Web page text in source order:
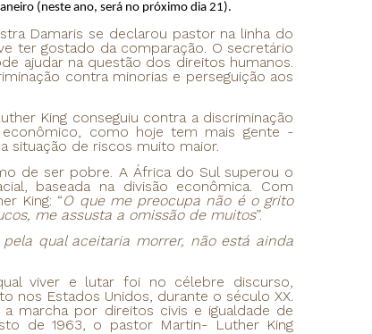
(neste ano, será no próximo dia 21).
se declarou pastor na linha do
ter gostado da comparação. O secretário
ajudar na questão dos direitos humanos.
contra minorias e perseguição aos
King conseguiu contra a discriminação
como hoje tem mais gente -
situação de riscos muito maior.
de ser pobre. A África do Sul superou o
baseada na divisão econômica. Com
King: “O que me preocupa não é o grito
me assusta a omissão de muitos”.
qual aceitaria morrer, não está ainda
viver e lutar foi no célebre discurso,
nos Estados Unidos, durante o século XX.
marcha por direitos civis e igualdade de
de 1963, o pastor Martin- Luther King